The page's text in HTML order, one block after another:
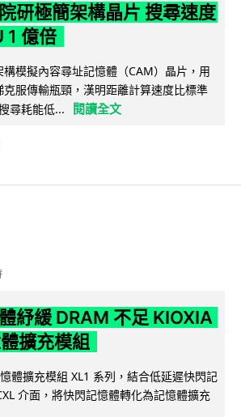
研極簡架構晶片 搜尋速度
1 億倍
模擬內容尋址記憶體（CAM）晶片，用
克服傳輸瓶頸，漢明距離計算速度比標準
尋耗能低...
閱讀全文
紓緩 DRAM 不足 KIOXIA
擴充模組
體擴充模組 XL1 系列，結合低延遲快閃記
介面，將快閃記憶體轉化為記憶體擴充